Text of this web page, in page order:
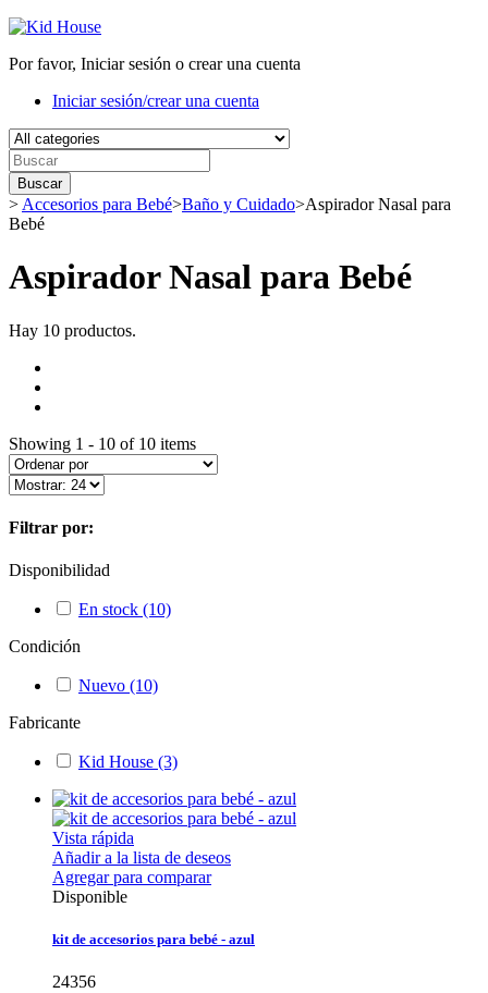
Por favor, Iniciar sesión o crear una cuenta
Iniciar sesión/crear una cuenta
Buscar
> Accesorios para Bebé>Baño y Cuidado>Aspirador Nasal para
Bebé
Aspirador Nasal para Bebé
Hay 10 productos.
Showing 1 - 10 of 10 items
Filtrar por:
Disponibilidad
En stock (10)
Condición
Nuevo (10)
Fabricante
Kid House (3)
Vista rápida
Añadir a la lista de deseos
Agregar para comparar
Disponible
kit de accesorios para bebé - azul
24356